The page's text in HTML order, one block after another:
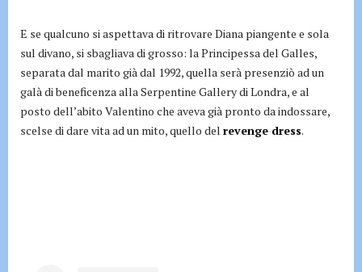
E se qualcuno si aspettava di ritrovare Diana piangente e sola
sul divano, si sbagliava di grosso: la Principessa del Galles,
separata dal marito già dal 1992, quella serà presenziò ad un
galà di beneficenza alla Serpentine Gallery di Londra, e al
posto dell’abito Valentino che aveva già pronto da indossare,
scelse di dare vita ad un mito, quello del revenge dress.